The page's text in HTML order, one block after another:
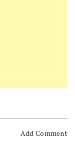
Add Comment